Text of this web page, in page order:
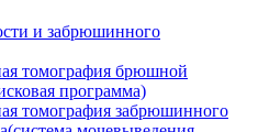
и забрюшинного
томография брюшной
программа)
томография забрюшинного